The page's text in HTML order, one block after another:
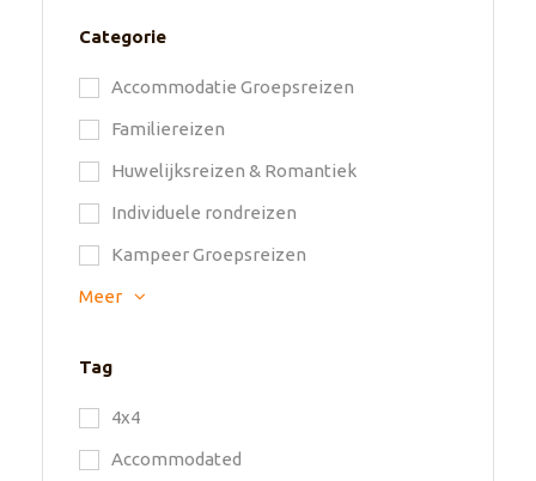
Categorie
Accommodatie Groepsreizen
Familiereizen
Huwelijksreizen & Romantiek
Individuele rondreizen
Kampeer Groepsreizen
Meer
Tag
4x4
Accommodated